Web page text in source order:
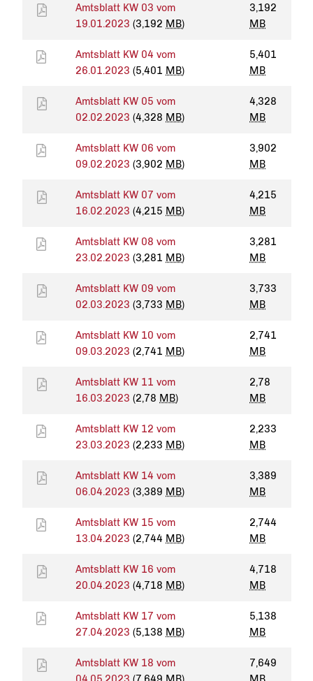
Amtsblatt KW 03 vom
19.01.2023 (3,192 MB)
3,192
MB
Amtsblatt KW 04 vom
26.01.2023 (5,401 MB)
5,401
MB
Amtsblatt KW 05 vom
02.02.2023 (4,328 MB)
4,328
MB
Amtsblatt KW 06 vom
09.02.2023 (3,902 MB)
3,902
MB
Amtsblatt KW 07 vom
16.02.2023 (4,215 MB)
4,215
MB
Amtsblatt KW 08 vom
23.02.2023 (3,281 MB)
3,281
MB
Amtsblatt KW 09 vom
02.03.2023 (3,733 MB)
3,733
MB
Amtsblatt KW 10 vom
09.03.2023 (2,741 MB)
2,741
MB
Amtsblatt KW 11 vom
16.03.2023 (2,78 MB)
2,78
MB
Amtsblatt KW 12 vom
23.03.2023 (2,233 MB)
2,233
MB
Amtsblatt KW 14 vom
06.04.2023 (3,389 MB)
3,389
MB
Amtsblatt KW 15 vom
13.04.2023 (2,744 MB)
2,744
MB
Amtsblatt KW 16 vom
20.04.2023 (4,718 MB)
4,718
MB
Amtsblatt KW 17 vom
27.04.2023 (5,138 MB)
5,138
MB
Amtsblatt KW 18 vom
7,649